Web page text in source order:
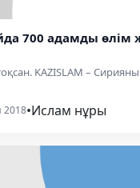
700 адамды өлім
KAZISLAM –
2018•Ислам нұры